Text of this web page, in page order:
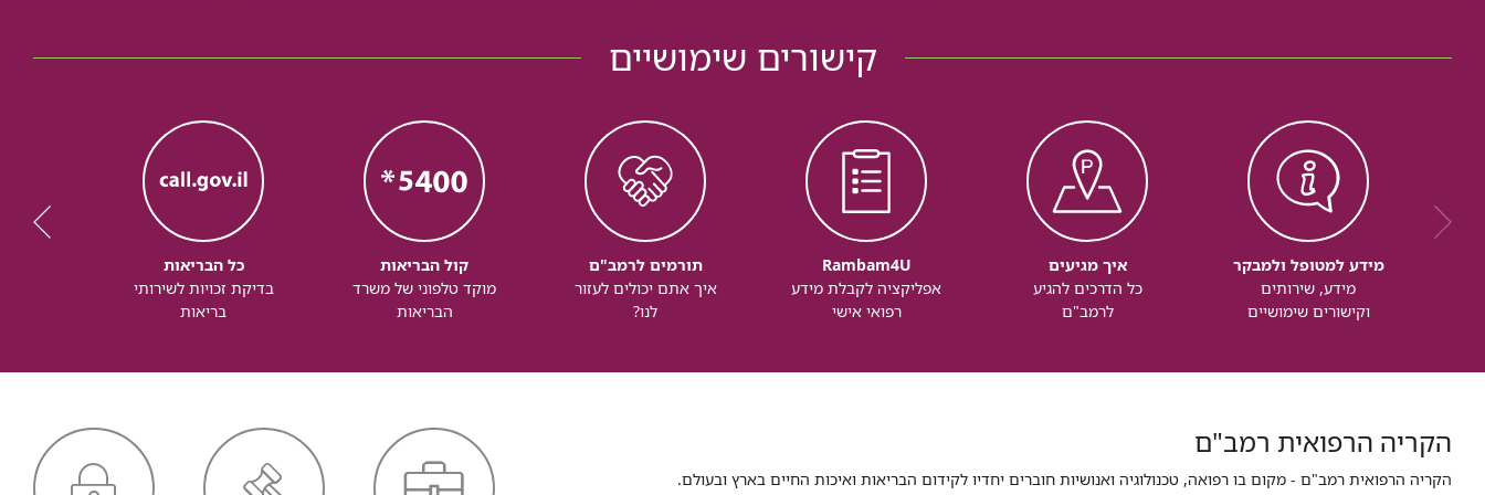
קישורים שימושיים
מידע למטופל ולמבקר
מידע, שירותים
וקישורים שימושיים
איך מגיעים
כל הדרכים להגיע
לרמב"ם
Rambam4U
אפליקציה לקבלת מידע
רפואי אישי
תורמים לרמב"ם
איך אתם יכולים לעזור
לנו?
קול הבריאות
מוקד טלפוני של משרד
הבריאות
כל הבריאות
בדיקת זכויות לשירותי
בריאות
הקריה הרפואית רמב"ם
הקריה הרפואית רמב"ם - מקום בו רפואה, טכנולוגיה ואנושיות חוברים יחדיו לקידום הבריאות ואיכות החיים בארץ ובעולם.